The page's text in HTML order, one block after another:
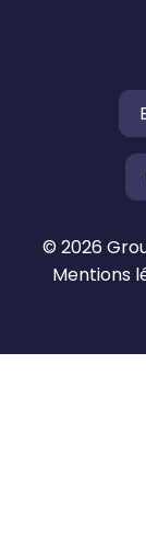
© 2026
Mentions